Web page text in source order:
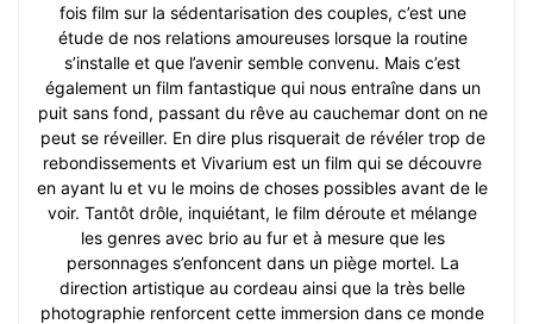
fois film sur la sédentarisation des couples, c’est une
étude de nos relations amoureuses lorsque la routine
s’installe et que l’avenir semble convenu. Mais c’est
également un film fantastique qui nous entraîne dans un
puit sans fond, passant du rêve au cauchemar dont on ne
peut se réveiller. En dire plus risquerait de révéler trop de
rebondissements et Vivarium est un film qui se découvre
en ayant lu et vu le moins de choses possibles avant de le
voir. Tantôt drôle, inquiétant, le film déroute et mélange
les genres avec brio au fur et à mesure que les
personnages s’enfoncent dans un piège mortel. La
direction artistique au cordeau ainsi que la très belle
photographie renforcent cette immersion dans ce monde